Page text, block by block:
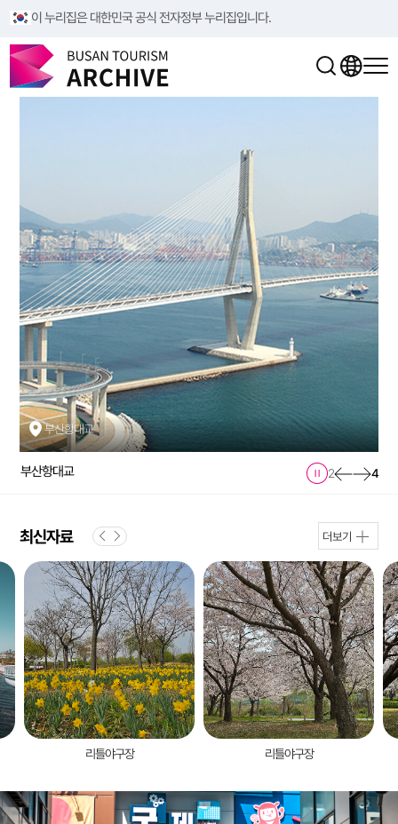
이 누리집은 대한민국 공식 전자정부 누리집입니다.
부산항대교
부산항대교
다대포_서핑
화명생태공원 메타세쿼이아길 노을
삼락생태공원
부산항대교
삼락생태공원
부산항대교
4
2
최신자료 더보기
리틀야구장 리틀야구장